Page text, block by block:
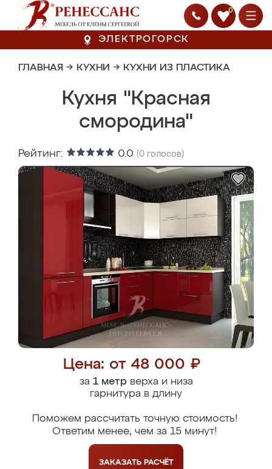
0
ЭЛЕКТРОГОРСК
ГЛАВНАЯ → КУХНИ → КУХНИ ИЗ ПЛАСТИКА
Кухня "Красная
смородина"
Рейтинг: 0.0 (0 голосов)
Цена: от 48 000 ₽
за 1 метрверха и низа
гарнитура в длину
Поможем рассчитать точную стоимость!
Ответим менее, чем за 15 минут!
ЗАКАЗАТЬ РАСЧЁТ